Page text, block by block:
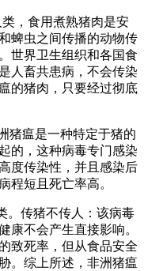
，食用煮熟猪肉是安
蜱虫之间传播的动物传
世界卫生组织和各国食
人畜共患病，不会传染
的猪肉，只要经过彻底
猪瘟是一种特定于猪的
的，这种病毒专门感染
度传染性，并且感染后
程短且死亡率高。
。传猪不传人：该病毒
康不会产生直接影响。
致死率，但从食品安全
。综上所述，非洲猪瘟